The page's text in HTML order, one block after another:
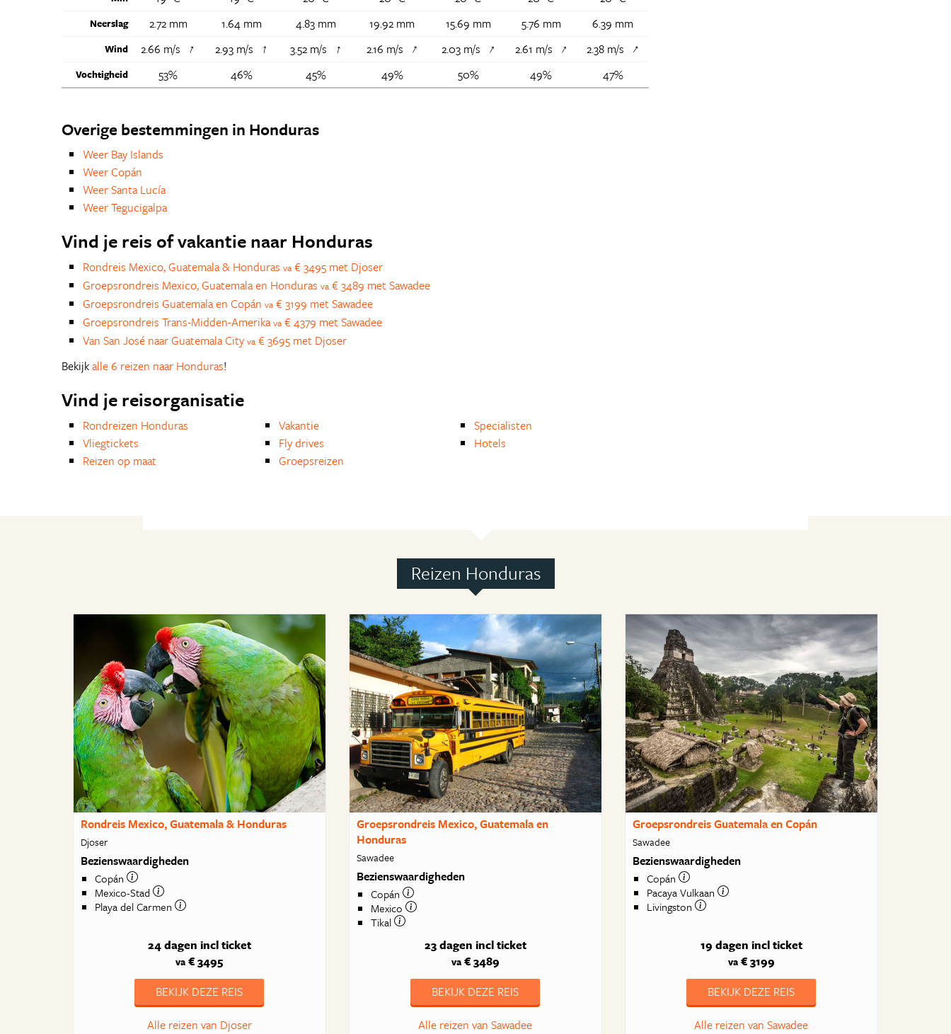
Neerslag 2.72 mm 1.64 mm 4.83 mm 19.92 mm 15.69 mm 5.76 mm 6.39 mm
Wind 2.66 m/s ↑ 2.93 m/s ↑ 3.52 m/s ↑ 2.16 m/s ↑ 2.03 m/s ↑ 2.61 m/s ↑ 2.38 m/s ↑
Vochtigheid 53% 46% 45% 49% 50% 49% 47%
Overige bestemmingen in Honduras
Weer Bay Islands
Weer Copán
Weer Santa Lucía
Weer Tegucigalpa
Vind je reis of vakantie naar Honduras
Rondreis Mexico, Guatemala & Honduras va € 3495 met Djoser
Groepsrondreis Mexico, Guatemala en Honduras va € 3489 met Sawadee
Groepsrondreis Guatemala en Copán va € 3199 met Sawadee
Groepsrondreis Trans-Midden-Amerika va € 4379 met Sawadee
Van San José naar Guatemala City va € 3695 met Djoser
Bekijkalle 6 reizen naar Honduras!
Vind je reisorganisatie
Rondreizen Honduras
Vliegtickets
Reizen op maat
Vakantie
Fly drives
Groepsreizen
Specialisten
Hotels
Reizen Honduras
Rondreis Mexico, Guatemala & Honduras
Djoser
Bezienswaardigheden
Copán
Mexico-Stad
Playa del Carmen
24 dagen incl ticket
va € 3495
BEKIJK DEZE REIS
Alle reizen van Djoser
Groepsrondreis Mexico, Guatemala en
Honduras
Sawadee
Bezienswaardigheden
Copán
Mexico
Tikal
23 dagen incl ticket
va€ 3489
BEKIJK DEZE REIS
Alle reizen van Sawadee
Groepsrondreis Guatemala en Copán
Sawadee
Bezienswaardigheden
Copán
Pacaya Vulkaan
Livingston
19 dagen incl ticket
va€ 3199
BEKIJK DEZE REIS
Alle reizen van Sawadee